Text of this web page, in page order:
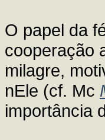
O papel da
cooperação
milagre,
nEle (cf. Mc
importância